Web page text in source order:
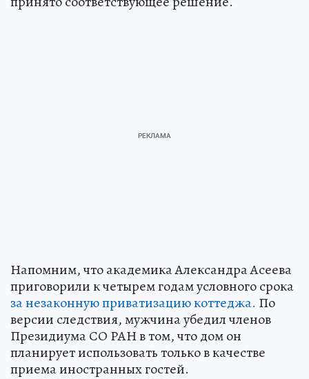
Напомним, что академика Александра Асеева
приговорили к четырем годам условного срока
за незаконную приватизацию коттеджа. По
версии следствия, мужчина убедил членов
Президиума СО РАН в том, что дом он
планирует использовать только в качестве
приема иностранных гостей.